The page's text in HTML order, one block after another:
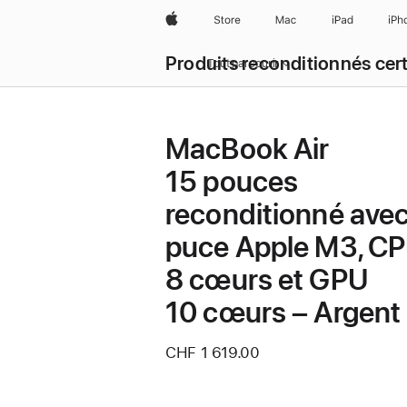
AppleStore Mac iPad
Produits reconditionnés
Tout parcourir
MacBook Air
15 pouces
reconditionné
puce Apple M3,
8 cœurs et GPU
10 cœurs – Argent
CHF 1 619.00